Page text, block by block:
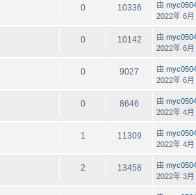
0 10336 由
2022年 6
0 10142 由
2022年 6
0 9027 由
2022年 6月
0 8646 由
2022年 4
1 11309 由
2022年 4
2 13458 由
2022年 3